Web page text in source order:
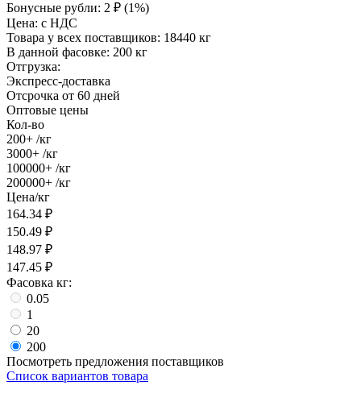
Бонусные рубли: 2 ₽ (1%)
Цена: с НДС
Товара у всех поставщиков: 18440 кг
В данной фасовке: 200 кг
Отгрузка:
Экспресс-доставка
Отсрочка от 60 дней
Оптовые цены
Кол-во
200+ /кг
3000+ /кг
100000+ /кг
200000+ /кг
Цена/кг
164.34 ₽
150.49 ₽
148.97 ₽
147.45 ₽
Фасовка кг:
0.05
1
20
200
Посмотреть предложения поставщиков
Список вариантов товара